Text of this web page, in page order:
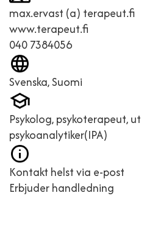
max.ervast (a) terapeut.fi
www.terapeut.fi
040 7384056
Svenska, Suomi
Psykolog, psykoterapeut,
psykoanalytiker(IPA)
Kontakt helst via e-post
Erbjuder handledning